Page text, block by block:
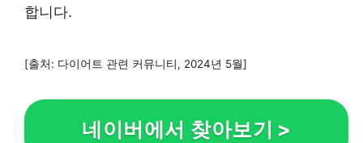
합니다.
[출처: 다이어트 관련 커뮤니티, 2024년 5월]
네이버에서 찾아보기 >